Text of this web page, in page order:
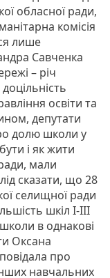
обласної ради,
комісія
лише
Савченка
– річ
освіти та
депутати
долю школи у
і як жити
мали
сказати, що 28
селищної ради
шкіл I-III
в однакові
Оксана
про
навчальних